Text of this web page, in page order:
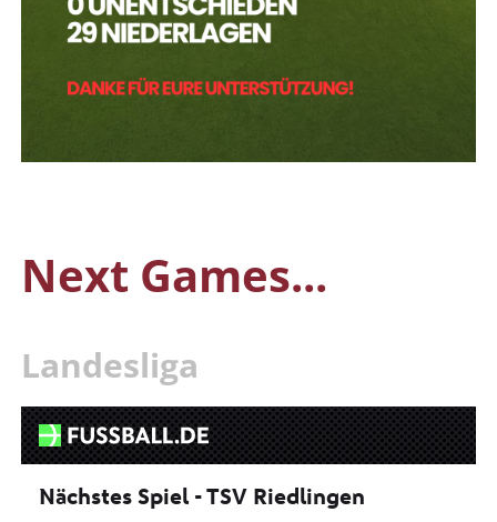
Next Games...
Landesliga